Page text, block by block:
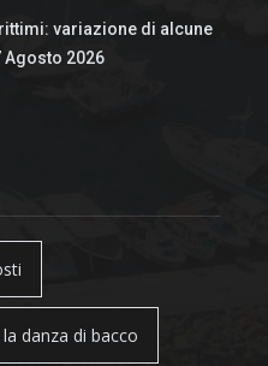
variazione di alcune
Agosto 2026
la danza di bacco